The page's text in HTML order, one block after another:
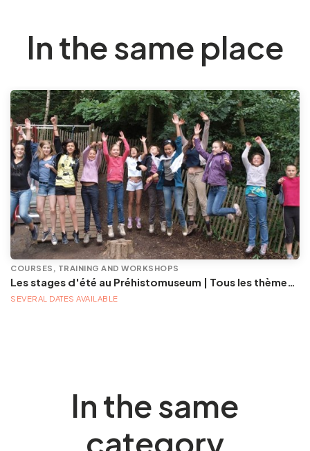
In the same place
COURSES, TRAINING AND WORKSHOPS
Les stages d'été au Préhistomuseum | Tous les thèmes, tous les âges ... Un été d'aventures et de découvertes.
SEVERAL DATES AVAILABLE
In the same
category